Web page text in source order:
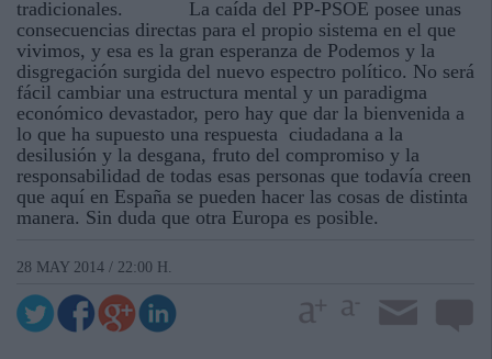
tradicionales. La caída del PP-PSOE posee unas
consecuencias directas para el propio sistema en el que
vivimos, y esa es la gran esperanza de Podemos y la
disgregación surgida del nuevo espectro político. No será
fácil cambiar una estructura mental y un paradigma
económico devastador, pero hay que dar la bienvenida a
lo que ha supuesto una respuesta ciudadana a la
desilusión y la desgana, fruto del compromiso y la
responsabilidad de todas esas personas que todavía creen
que aquí en España se pueden hacer las cosas de distinta
manera. Sin duda que otra Europa es posible.
28 MAY 2014 / 22:00 H.